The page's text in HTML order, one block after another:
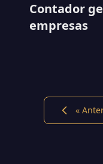
Contador
empresas
«